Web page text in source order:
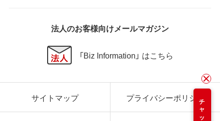
チャット
法人のお客様向けメールマガジン
「Biz Information」 はこちら
サイトマップ プライバシーポリシー